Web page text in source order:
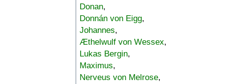
Donan,
Donnán von Eigg,
Johannes,
Æthelwulf von Wessex,
Lukas Bergin,
Maximus,
Nerveus von Melrose,